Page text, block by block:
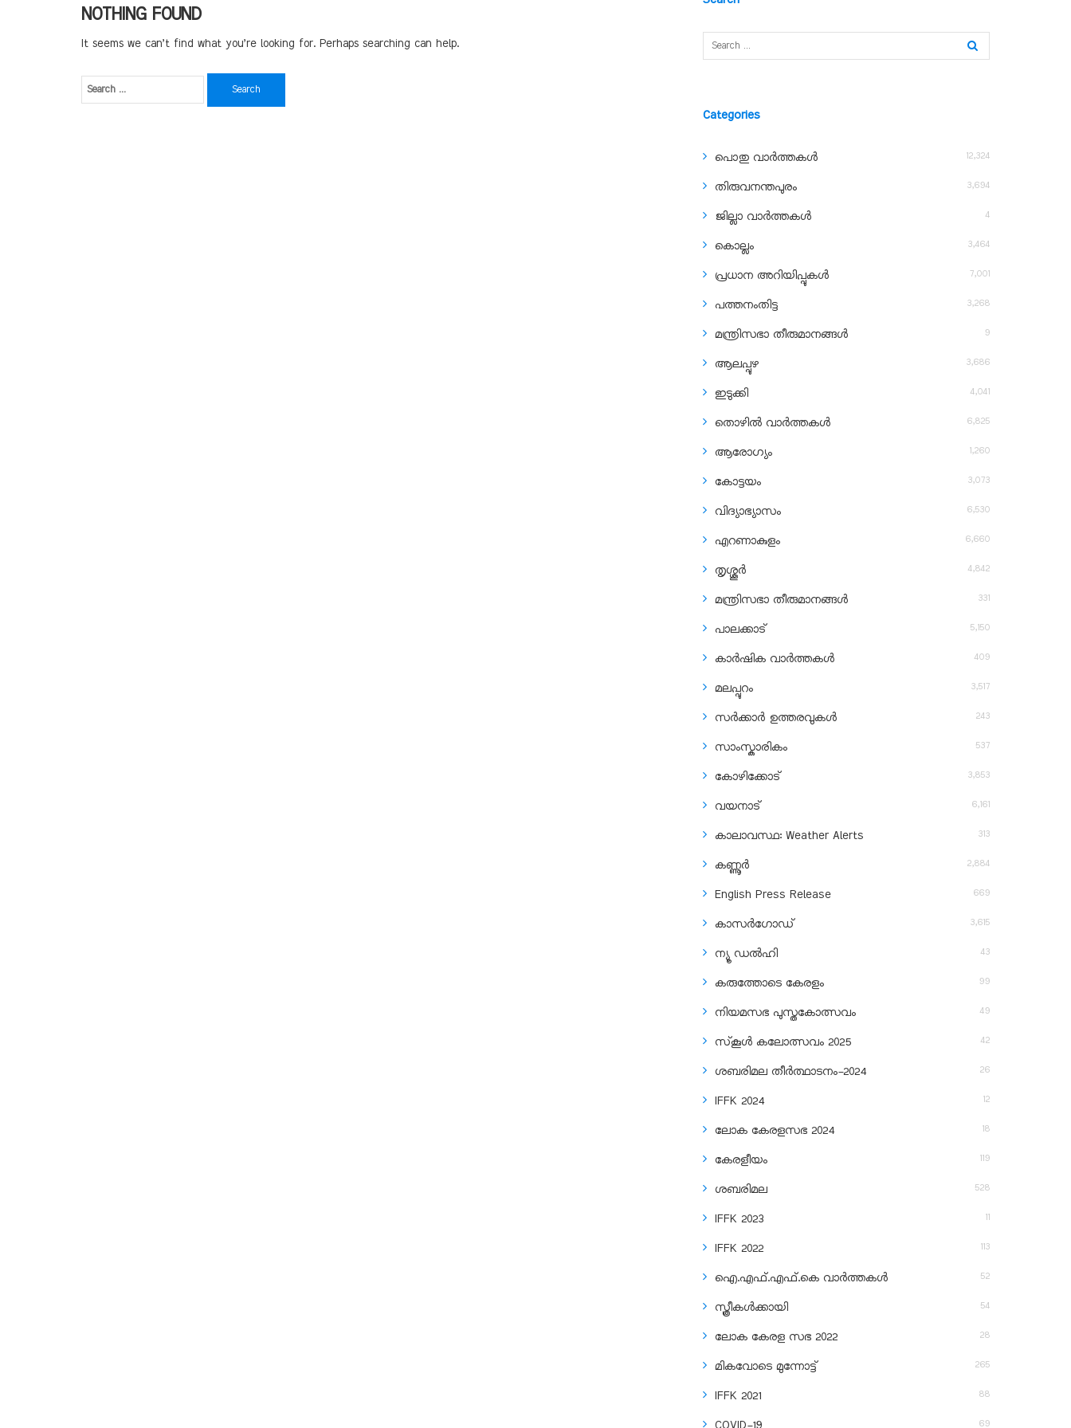
NOTHING FOUND
It seems we can’t find what you’re looking for. Perhaps searching can help.
Categories
പൊതു വാർത്തകൾ 12,324
തിരുവനന്തപുരം 3,694
ജില്ലാ വാർത്തകൾ 4
കൊല്ലം 3,464
പ്രധാന അറിയിപ്പുകൾ 7,001
പത്തനംതിട്ട 3,268
മന്ത്രിസഭാ തീരുമാനങ്ങൾ 9
ആലപ്പുഴ 3,686
ഇടുക്കി 4,041
തൊഴിൽ വാർത്തകൾ 6,825
ആരോഗ്യം 1,260
കോട്ടയം 3,073
വിദ്യാഭ്യാസം 6,530
എറണാകുളം 6,660
തൃശ്ശൂർ 4,842
മന്ത്രിസഭാ തീരുമാനങ്ങൾ 331
പാലക്കാട് 5,150
കാർഷിക വാർത്തകൾ 409
മലപ്പുറം 3,517
സർക്കാർ ഉത്തരവുകൾ 243
സാംസ്കാരികം 537
കോഴിക്കോട് 3,853
വയനാട് 6,161
കാലാവസ്ഥ: Weather Alerts 313
കണ്ണൂർ 2,884
English Press Release 669
കാസർഗോഡ് 3,615
ന്യൂ ഡൽഹി 43
കരുത്തോടെ കേരളം 99
നിയമസഭ പുസ്തകോത്സവം 49
സ്‌കൂൾ കലോത്സവം 2025 42
ശബരിമല തീര്‍ത്ഥാടനം-2024 26
IFFK 2024 12
ലോക കേരളസഭ 2024 18
കേരളീയം 119
ശബരിമല 528
IFFK 2023 11
IFFK 2022 113
ഐ.എഫ്.എഫ്.കെ വാർത്തകൾ 52
സ്ത്രീകൾക്കായി 54
ലോക കേരള സഭ 2022 28
മികവോടെ മുന്നോട്ട് 265
IFFK 2021 88
69